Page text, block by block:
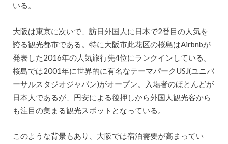
いる。
大阪は東京に次いで、訪日外国人に日本で2番目の人気を
誇る観光都市である。特に大阪市此花区の桜島はAirbnbが
発表した2016年の人気旅行先4位にランクインしている。
桜島では2001年に世界的に有名なテーマパークUSJ(ユニバ
ーサルスタジオジャパン)がオープン。入場者のほとんどが
日本人であるが、円安による後押しから外国人観光客から
も注目の集まる観光スポットとなっている。
このような背景もあり、大阪では宿泊需要が高まってい